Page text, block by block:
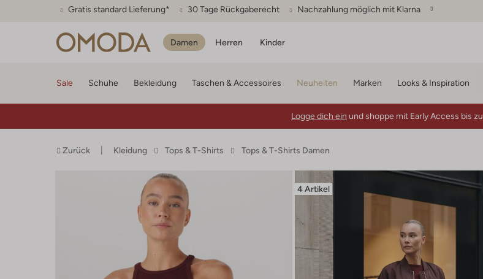
Gratis standard Lieferung* 30 Tage Rückgaberecht Nachzahlung möglich mit Klarna
Damen Herren Kinder
Sale Schuhe Bekleidung Taschen & Accessoires Neuheiten Marken Looks & Inspiration
Logge dich ein und shoppe mit Early Access bis zu
Zurück Kleidung Tops & T-Shirts Tops & T-Shirts Damen
4 Artikel